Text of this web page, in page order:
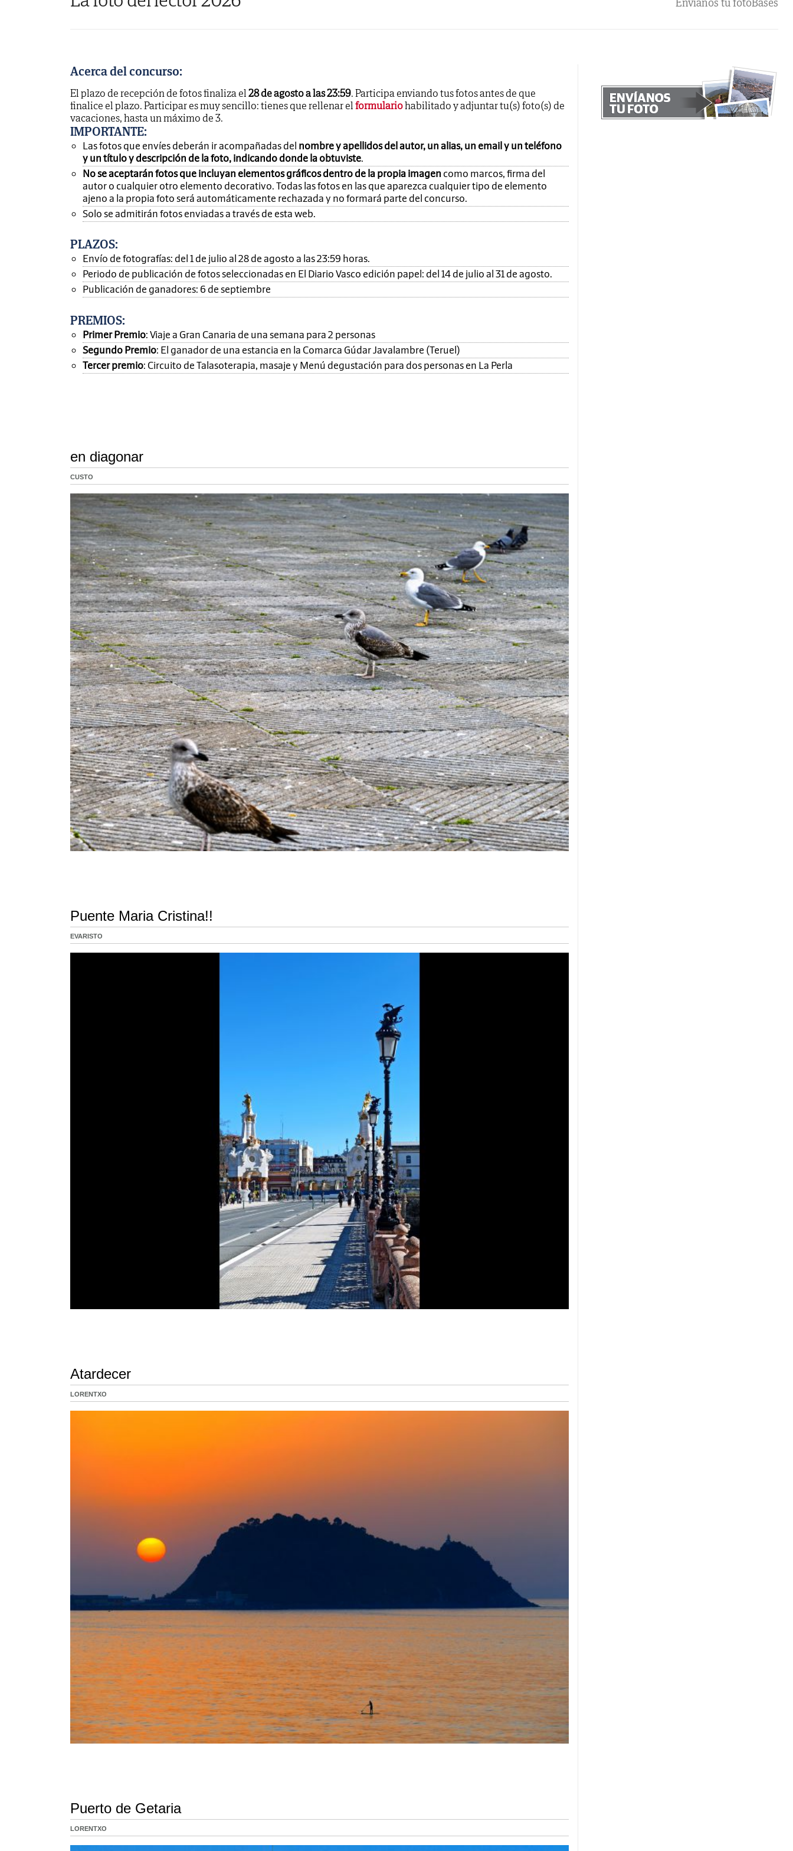
Envíanos tu fotoBases
Acerca del concurso:
El plazo de recepción de fotos finaliza el28 de agosto a las 23:59. Participa enviando tus fotos antes de que
finalice el plazo. Participar es muy sencillo: tienes que rellenar elformulariohabilitado y adjuntar tu(s) foto(s) de
vacaciones, hasta un máximo de 3.
IMPORTANTE:
Las fotos que envíes deberán ir acompañadas del nombre y apellidos del autor, un alias, un email y un teléfono
y un título y descripción de la foto, indicando donde la obtuviste.
No se aceptarán fotos que incluyan elementos gráficos dentro de la propia imagen como marcos, firma del
autor o cualquier otro elemento decorativo. Todas las fotos en las que aparezca cualquier tipo de elemento
ajeno a la propia foto será automáticamente rechazada y no formará parte del concurso.
Solo se admitirán fotos enviadas a través de esta web.
PLAZOS:
Envío de fotografías: del 1 de julio al 28 de agosto a las 23:59 horas.
Periodo de publicación de fotos seleccionadas en El Diario Vasco edición papel: del 14 de julio al 31 de agosto.
Publicación de ganadores: 6 de septiembre
PREMIOS:
Primer Premio: Viaje a Gran Canaria de una semana para 2 personas
Segundo Premio: El ganador de una estancia en la Comarca Gúdar Javalambre (Teruel)
Tercer premio: Circuito de Talasoterapia, masaje y Menú degustación para dos personas en La Perla
en diagonar
CUSTO
Puente Maria Cristina!!
EVARISTO
Atardecer
LORENTXO
Puerto de Getaria
LORENTXO